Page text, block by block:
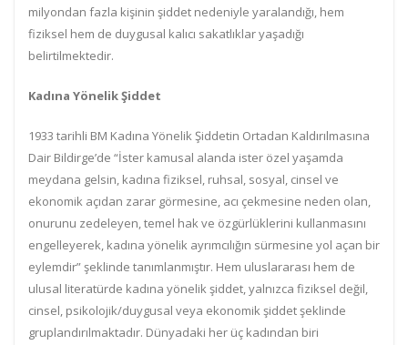
milyondan fazla kişinin şiddet nedeniyle yaralandığı, hem
fiziksel hem de duygusal kalıcı sakatlıklar yaşadığı
belirtilmektedir.
Kadına Yönelik Şiddet
1933 tarihli BM Kadına Yönelik Şiddetin Ortadan Kaldırılmasına
Dair Bildirge’de “İster kamusal alanda ister özel yaşamda
meydana gelsin, kadına fiziksel, ruhsal, sosyal, cinsel ve
ekonomik açıdan zarar görmesine, acı çekmesine neden olan,
onurunu zedeleyen, temel hak ve özgürlüklerini kullanmasını
engelleyerek, kadına yönelik ayrımcılığın sürmesine yol açan bir
eylemdir” şeklinde tanımlanmıştır. Hem uluslararası hem de
ulusal literatürde kadına yönelik şiddet, yalnızca fiziksel değil,
cinsel, psikolojik/duygusal veya ekonomik şiddet şeklinde
gruplandırılmaktadır. Dünyadaki her üç kadından biri